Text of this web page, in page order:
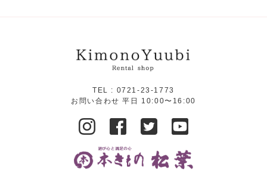
TEL : 0721-23-1773
お問い合わせ 平日 10:00〜16:00